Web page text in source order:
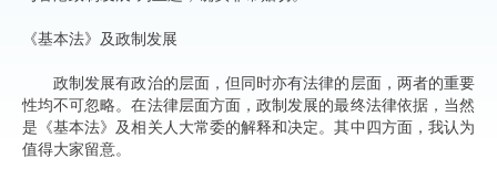
《基本法》及政制发展
政制发展有政治的层面，但同时亦有法律的层面，两者的重要
性均不可忽略。在法律层面方面，政制发展的最终法律依据，当然
是《基本法》及相关人大常委的解释和决定。其中四方面，我认为
值得大家留意。